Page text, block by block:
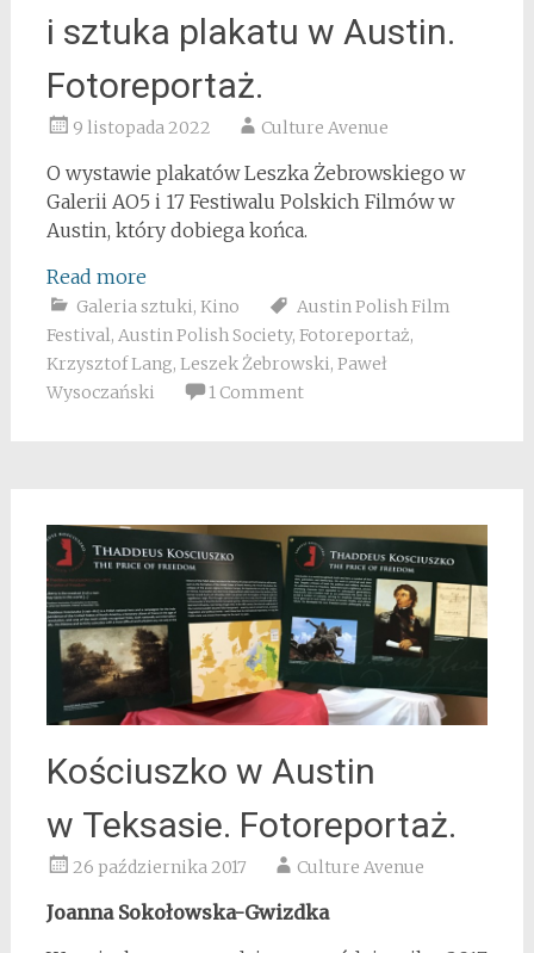
i sztuka plakatu w Austin.
Fotoreportaż.
9 listopada 2022 Culture Avenue
O wystawie plakatów Leszka Żebrowskiego w
Galerii AO5 i 17 Festiwalu Polskich Filmów w
Austin, który dobiega końca.
Read more
Galeria sztuki, Kino
Austin Polish Film
Festival, Austin Polish Society, Fotoreportaż,
Krzysztof Lang, Leszek Żebrowski, Paweł
Wysoczański
1 Comment
Kościuszko w Austin
w Teksasie. Fotoreportaż.
26 października 2017 Culture Avenue
Joanna Sokołowska-Gwizdka